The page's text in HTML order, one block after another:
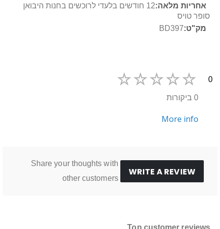
מידע
נוסף
12 חודשים בלעדי לרוכשים בחנות היבואן
סופר טויס
BD397
0
0 ביקורות
More info
WRITE A REVIEW
Share your thoughts with
other customers